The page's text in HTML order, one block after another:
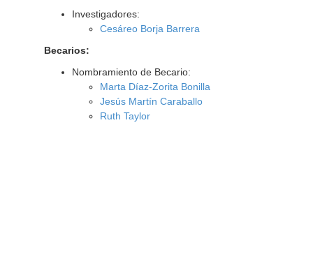
Investigadores:
Cesáreo Borja Barrera
Becarios:
Nombramiento de Becario:
Marta Díaz-Zorita Bonilla
Jesús Martín Caraballo
Ruth Taylor